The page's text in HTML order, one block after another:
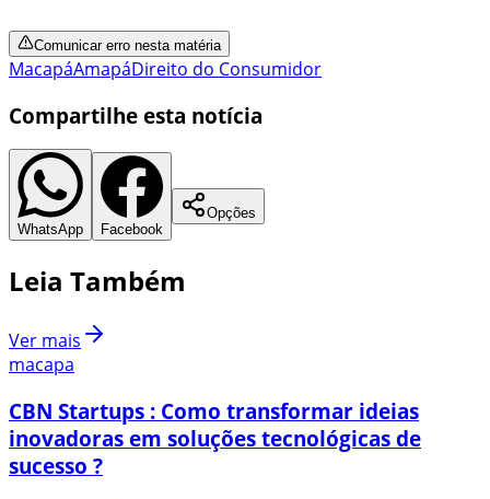
Comunicar erro nesta matéria
MacapáAmapáDireito do Consumidor
Compartilhe esta notícia
WhatsApp Facebook
Opções
Leia Também
Ver mais
macapa
CBN Startups : Como transformar ideias
inovadoras em soluções tecnológicas de
sucesso ?